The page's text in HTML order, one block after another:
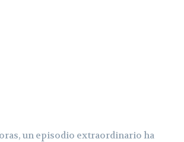
un episodio extraordinario ha